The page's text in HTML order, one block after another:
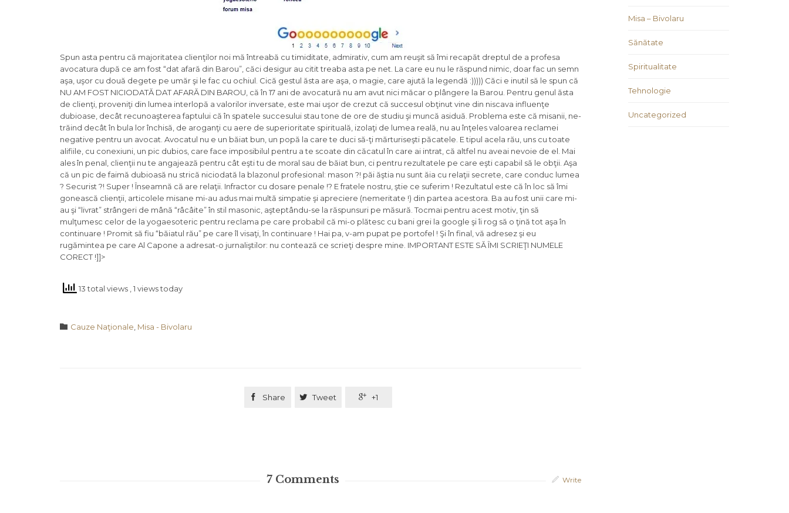
Spun asta pentru că majoritatea clienţilor noi mă întreabă cu timiditate, admirativ, cum am reuşit să îmi recapăt dreptul de a profesa
avocatura după ce am fost “dat afară din Barou”, căci desigur au citit treaba asta pe net. La care eu nu le răspund nimic, doar fac un semn
aşa, uşor cu două degete pe umăr şi le fac cu ochiul. Cică gestul ăsta are aşa, o magie, care ajută la legendă :))))) Căci e inutil să le spun că
NU AM FOST NICIODATĂ DAT AFARĂ DIN BAROU, că în 17 ani de avocatură nu am avut nici măcar o plângere la Barou. Pentru genul ăsta
de clienţi, proveniţi din lumea interlopă a valorilor inversate, este mai uşor de crezut că succesul obţinut vine din niscava influenţe
dubioase, decât recunoaşterea faptului că în spatele succesului stau tone de ore de studiu şi muncă asiduă. Problema este că misanii, ne-
trăind decât în bula lor închisă, de aroganţi cu aere de superioritate spirituală, izolaţi de lumea reală, nu au înţeles valoarea reclamei
negative pentru un avocat. Avocatul nu e un băiat bun, un popă la care te duci să-ţi mărturiseşti păcatele. E tipul acela rău, uns cu toate
alifiile, cu conexiuni, un pic dubios, care face imposibilul pentru a te scoate din căcatul în care ai intrat, că altfel nu aveai nevoie de el. Mai
ales în penal, clienţii nu te angajează pentru cât eşti tu de moral sau de băiat bun, ci pentru rezultatele pe care eşti capabil să le obţii. Aşa
că un pic de faimă dubioasă nu strică niciodată la blazonul profesional: mason ?! păi ăştia nu sunt ăia cu relaţii secrete, care conduc lumea
? Securist ?! Super ! Înseamnă că are relaţii. Infractor cu dosare penale !? E fratele nostru, ştie ce suferim ! Rezultatul este că în loc să îmi
gonească clienţii, articolele misane mi-au adus mai multă simpatie şi apreciere (nemeritate !) din partea acestora. Ba au fost unii care mi-
au şi “livrat” strângeri de mână “râcâite” în stil masonic, aşteptându-se la răspunsuri pe măsură. Tocmai pentru acest motiv, ţin să
mulţumesc celor de la yogaesoteric pentru reclama pe care probabil că mi-o plătesc cu bani grei la google şi îi rog să o ţină tot aşa în
continuare ! Promit să fiu “băiatul rău” pe care îl visaţi, în continuare ! Hai pa, v-am pupat pe portofel ! Şi în final, vă adresez şi eu
rugămintea pe care Al Capone a adresat-o jurnaliştilor: nu contează ce scrieţi despre mine. IMPORTANT ESTE SĂ ÎMI SCRIEŢI NUMELE
CORECT !]]>
13 total views , 1 views today
 Category
Cauze Naţionale Misa - Bivolaru
 Share  Tweet  +1
7 Comments Write
Misa – Bivolaru
Sănătate
Spiritualitate
Tehnologie
Uncategorized